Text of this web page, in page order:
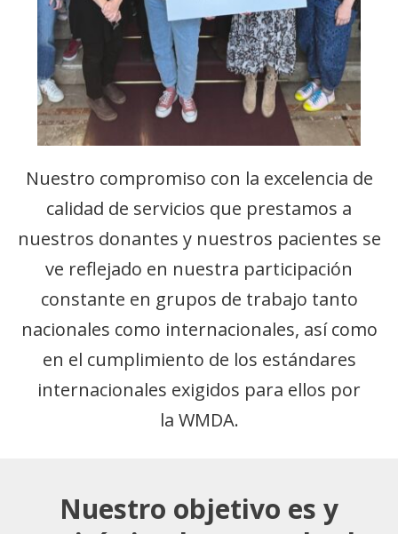
Nuestro compromiso con la excelencia de
calidad de servicios que prestamos a
nuestros donantes y nuestros pacientes se
ve reflejado en nuestra participación
constante en grupos de trabajo tanto
nacionales como internacionales, así como
en el cumplimiento de los estándares
internacionales exigidos para ellos por
la WMDA.
Nuestro objetivo es y